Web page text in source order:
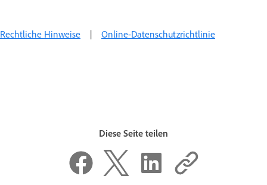
Rechtliche Hinweise | Online-Datenschutzrichtlinie
Diese Seite teilen